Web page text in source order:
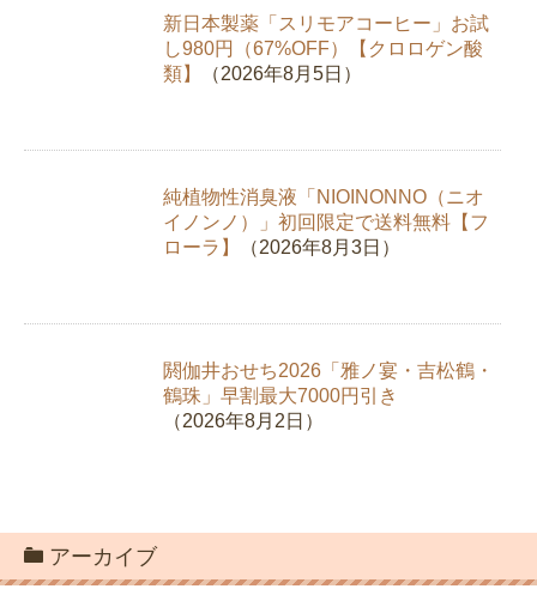
新日本製薬「スリモアコーヒー」お試
し980円（67%OFF）【クロロゲン酸
類】
（2026年8月5日）
純植物性消臭液「NIOINONNO（ニオ
イノンノ）」初回限定で送料無料【フ
ローラ】
（2026年8月3日）
閼伽井おせち2026「雅ノ宴・吉松鶴・
鶴珠」早割最大7000円引き
（2026年8月2日）
アーカイブ